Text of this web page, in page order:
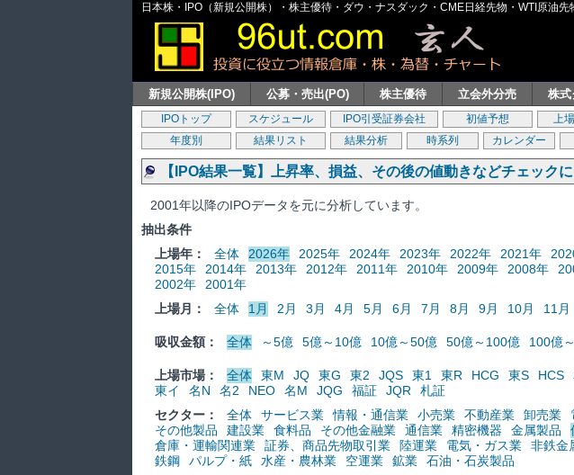
日本株・IPO（新規公開株）・株主優待・ダウ・ナスダック・CME日経先物・WTI原油
新規公開株(IPO) 公募・売出(PO) 株主優待 立会外分売 株式
IPOトップ スケジュール IPO引受証券会社 初値予想 上
年度別
結果リスト 結果分析 時系列 カレンダー
【IPO結果一覧】上昇率、損益、その後の値動きなどチェックに
2001年以降のIPOデータを元に分析しています。
抽出条件
上場年：
全体 2026年 2025年 2024年 2023年 2022年 2021年
2015年
2014年 2013年 2012年 2011年 2010年 2009年 2008年
2002年
2001年
上場月：
全体 1月 2月 3月 4月 5月 6月 7月 8月 9月 10月 11月
吸収金額： 全体 ～5億 5億～10億 10億～50億 50億～100億 100億～
上場市場： 全体 東M JQ 東G 東2 JQS 東1 東R HCG 東S HCS
東イ
名N 名2 NEO 名M JQG 福証 JQR
札証
セクター：
全体 サービス業 情報・通信業 小売業 不動産業 卸売業
その他製品
建設業 食料品 その他金融業 通信業 精密機器 金属製品
倉庫・運輸関連業
証券、商品先物取引業 陸運業 電気・ガス業 非鉄金
鉄鋼
パルプ・紙 水産・農林業 空運業 鉱業
石油・石炭製品